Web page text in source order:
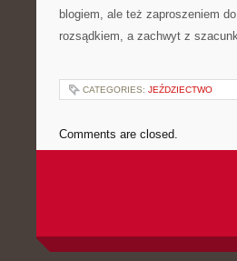
blogiem, ale też zaproszeniem
rozsądkiem, a zachwyt z
CATEGORIES: JEŹDZIECTWO
Comments are closed.